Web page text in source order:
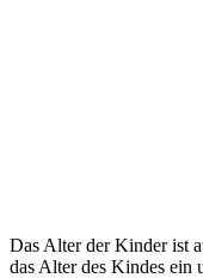
Das Alter der Kinder ist
das Alter des Kindes ein